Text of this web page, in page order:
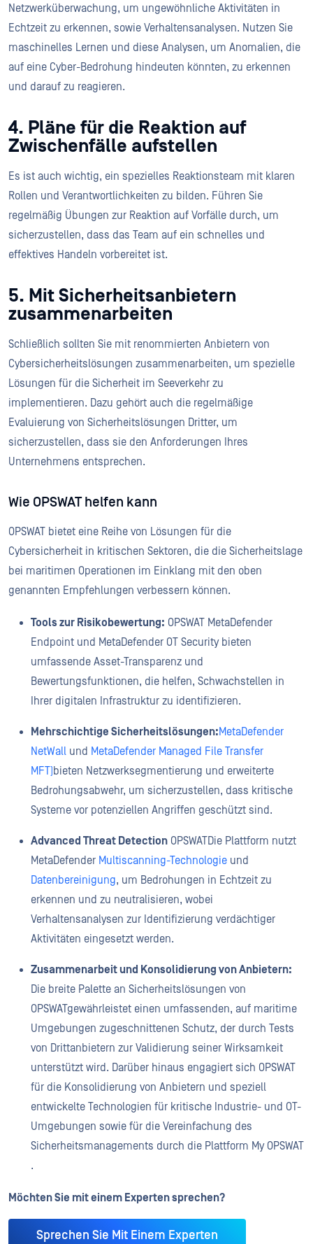
Netzwerküberwachung, um ungewöhnliche Aktivitäten in
Echtzeit zu erkennen, sowie Verhaltensanalysen. Nutzen Sie
maschinelles Lernen und diese Analysen, um Anomalien, die
auf eine Cyber-Bedrohung hindeuten könnten, zu erkennen
und darauf zu reagieren.
4. Pläne für die Reaktion auf
Zwischenfälle aufstellen
Es ist auch wichtig, ein spezielles Reaktionsteam mit klaren
Rollen und Verantwortlichkeiten zu bilden. Führen Sie
regelmäßig Übungen zur Reaktion auf Vorfälle durch, um
sicherzustellen, dass das Team auf ein schnelles und
effektives Handeln vorbereitet ist.
5. Mit Sicherheitsanbietern
zusammenarbeiten
Schließlich sollten Sie mit renommierten Anbietern von
Cybersicherheitslösungen zusammenarbeiten, um spezielle
Lösungen für die Sicherheit im Seeverkehr zu
implementieren. Dazu gehört auch die regelmäßige
Evaluierung von Sicherheitslösungen Dritter, um
sicherzustellen, dass sie den Anforderungen Ihres
Unternehmens entsprechen.
Wie OPSWAT helfen kann
OPSWAT bietet eine Reihe von Lösungen für die
Cybersicherheit in kritischen Sektoren, die die Sicherheitslage
bei maritimen Operationen im Einklang mit den oben
genannten Empfehlungen verbessern können.
Tools zur Risikobewertung: OPSWAT MetaDefender
Endpoint und MetaDefender OT Security bieten
umfassende Asset-Transparenz und
Bewertungsfunktionen, die helfen, Schwachstellen in
Ihrer digitalen Infrastruktur zu identifizieren.
Mehrschichtige Sicherheitslösungen:MetaDefender
NetWall und MetaDefender Managed File Transfer
MFT)bieten Netzwerksegmentierung und erweiterte
Bedrohungsabwehr, um sicherzustellen, dass kritische
Systeme vor potenziellen Angriffen geschützt sind.
Advanced Threat Detection OPSWATDie Plattform nutzt
MetaDefender Multiscanning-Technologie und
Datenbereinigung, um Bedrohungen in Echtzeit zu
erkennen und zu neutralisieren, wobei
Verhaltensanalysen zur Identifizierung verdächtiger
Aktivitäten eingesetzt werden.
Zusammenarbeit und Konsolidierung von Anbietern:
Die breite Palette an Sicherheitslösungen von
OPSWATgewährleistet einen umfassenden, auf maritime
Umgebungen zugeschnittenen Schutz, der durch Tests
von Drittanbietern zur Validierung seiner Wirksamkeit
unterstützt wird. Darüber hinaus engagiert sich OPSWAT
für die Konsolidierung von Anbietern und speziell
entwickelte Technologien für kritische Industrie- und OT-
Umgebungen sowie für die Vereinfachung des
Sicherheitsmanagements durch die Plattform My OPSWAT
.
Möchten Sie mit einem Experten sprechen?
Sprechen Sie Mit Einem Experten